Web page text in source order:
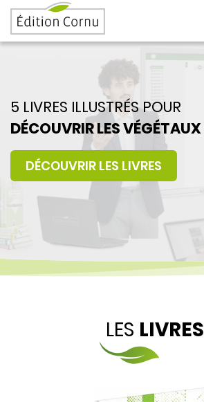
5 LIVRES ILLUSTRÉS POUR
DÉCOUVRIR LES VÉGÉTAUX
DÉCOUVRIR LES LIVRES
LES LIVRES